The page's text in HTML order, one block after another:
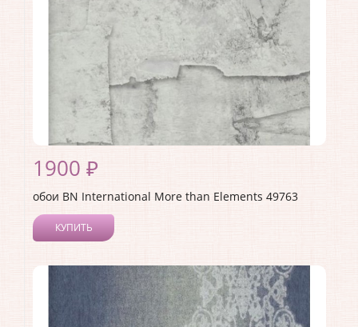
1900 ₽
обои BN International More than Elements 49763
КУПИТЬ
Коллекция:More than Elements
Длина рулона: 10.05
Ширина рулона: 0.53
Материал покрытия:Виниловое